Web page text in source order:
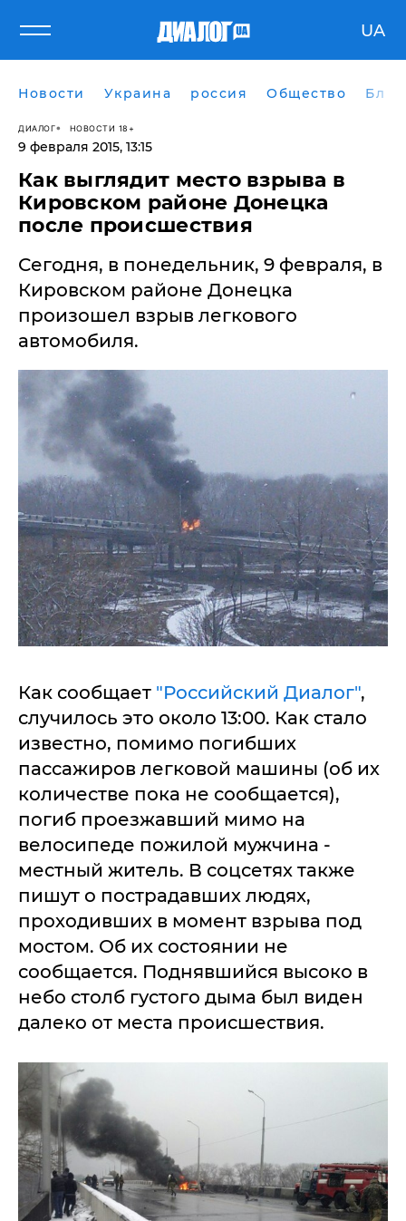
UA
Новости Украина россия Общество
ДИАЛОГ НОВОСТИ 18+
9 февраля 2015, 13:15
Как выглядит место взрыва в
Кировском районе Донецка
после происшествия
Сегодня, в понедельник, 9 февраля, в
Кировском районе Донецка
произошел взрыв легкового
автомобиля.
Как сообщает "Российский Диалог",
случилось это около 13:00. Как стало
известно, помимо погибших
пассажиров легковой машины (об их
количестве пока не сообщается),
погиб проезжавший мимо на
велосипеде пожилой мужчина -
местный житель. В соцсетях также
пишут о пострадавших людях,
проходивших в момент взрыва под
мостом. Об их состоянии не
сообщается. Поднявшийся высоко в
небо столб густого дыма был виден
далеко от места происшествия.